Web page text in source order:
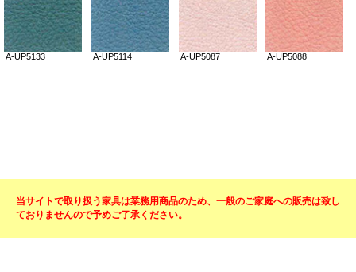
当サイトで取り扱う家具は業務用商品のため、一般のご家庭への販売は致し
ておりませんので予めご了承ください。